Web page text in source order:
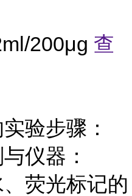
200μg 查
验步骤：
仪器：
荧光标记的